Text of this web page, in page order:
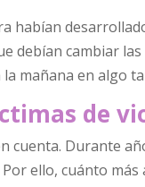
debían cambiar
mañana en algo
de
cuenta. Durante
ello, cuánto